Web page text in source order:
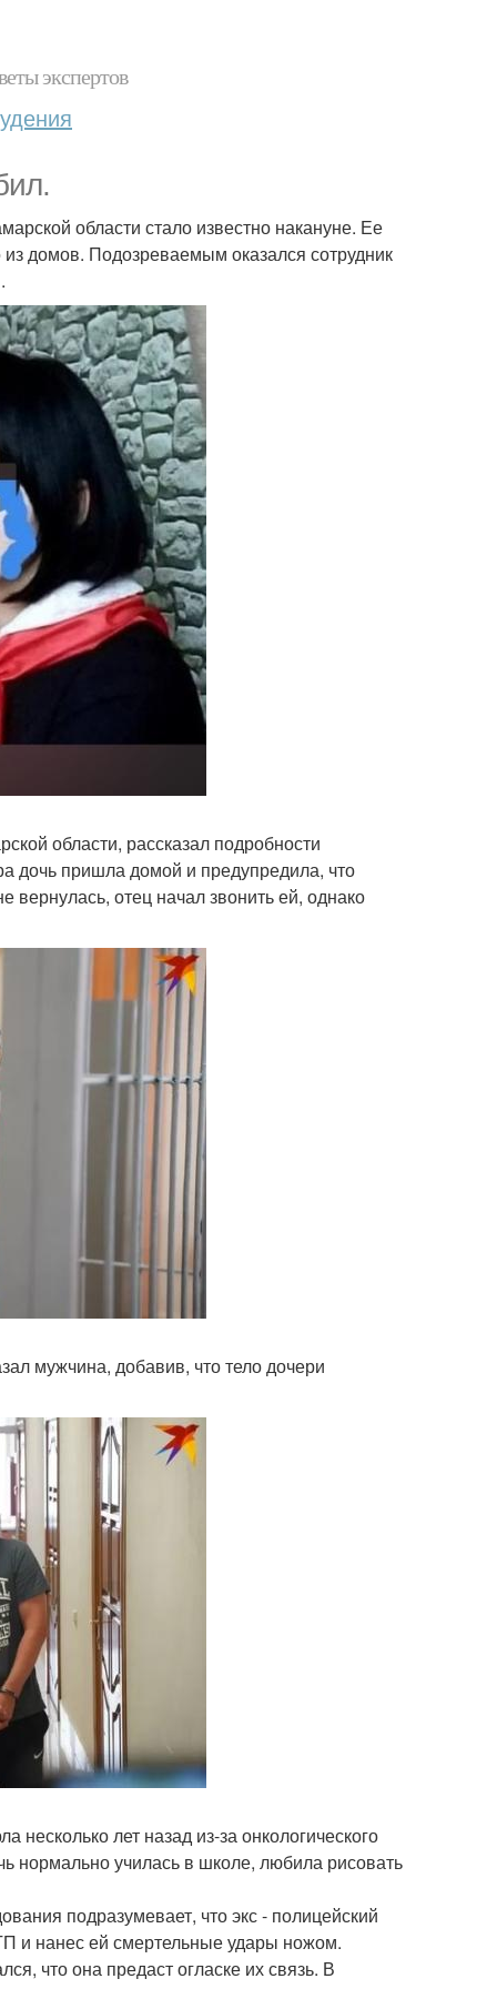
экспертов
области стало известно накануне. Ее
домов. Подозреваемым оказался сотрудник
области, рассказал подробности
дочь пришла домой и предупредила, что
вернулась, отец начал звонить ей, однако
мужчина, добавив, что тело дочери
лет назад из-за онкологического
нормально училась в школе, любила рисовать
подразумевает, что экс - полицейский
и нанес ей смертельные удары ножом.
что она предаст огласке их связь. В